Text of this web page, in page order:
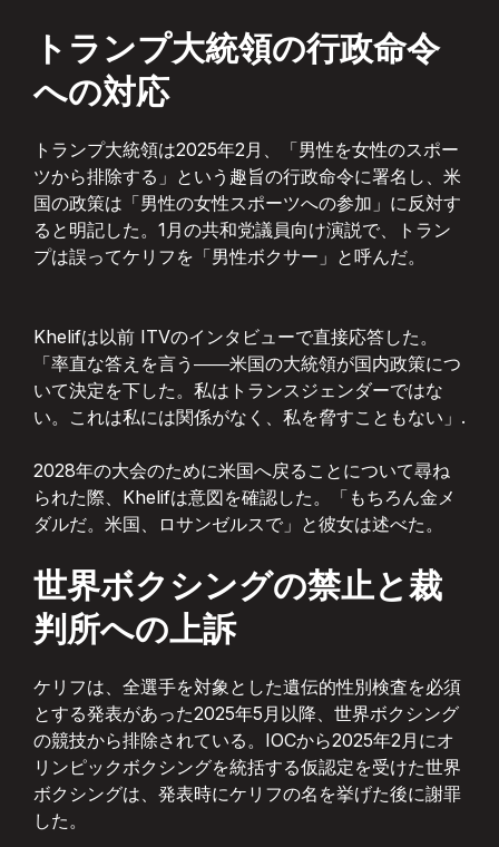
トランプ大統領の行政命令
への対応
トランプ大統領は2025年2月、「男性を女性のスポー
ツから排除する」という趣旨の行政命令に署名し、米
国の政策は「男性の女性スポーツへの参加」に反対す
ると明記した。1月の共和党議員向け演説で、トラン
プは誤ってケリフを「男性ボクサー」と呼んだ。
Khelifは以前 ITVのインタビューで直接応答した。
「率直な答えを言う――米国の大統領が国内政策につ
いて決定を下した。私はトランスジェンダーではな
い。これは私には関係がなく、私を脅すこともない」.
2028年の大会のために米国へ戻ることについて尋ね
られた際、Khelifは意図を確認した。「もちろん金メ
ダルだ。米国、ロサンゼルスで」と彼女は述べた。
世界ボクシングの禁止と裁
判所への上訴
ケリフは、全選手を対象とした遺伝的性別検査を必須
とする発表があった2025年5月以降、世界ボクシング
の競技から排除されている。IOCから2025年2月にオ
リンピックボクシングを統括する仮認定を受けた世界
ボクシングは、発表時にケリフの名を挙げた後に謝罪
した。